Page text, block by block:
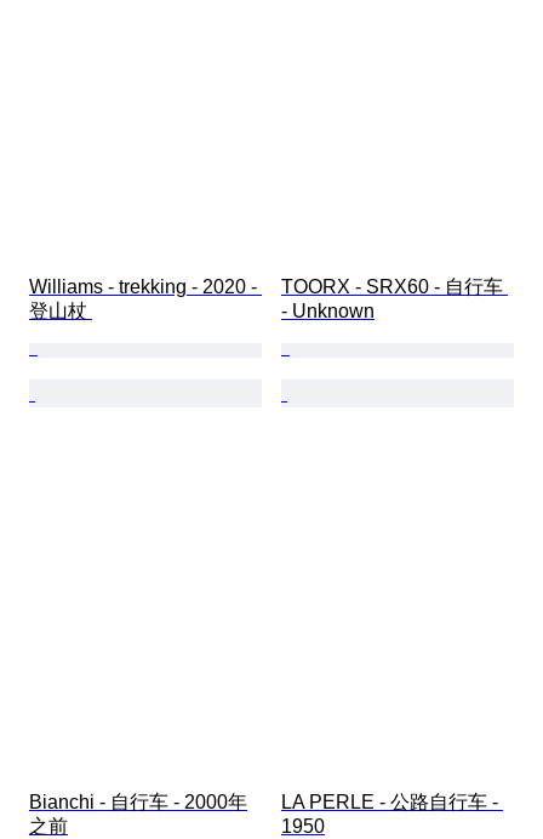
Williams - trekking - 2020 -
登山杖
TOORX - SRX60 - 自行车
- Unknown
Bianchi - 自行车 - 2000年
之前
LA PERLE - 公路自行车 -
1950